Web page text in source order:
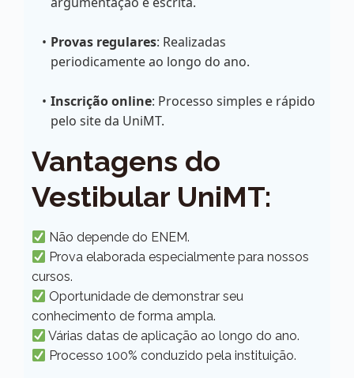
Provas regulares: Realizadas
periodicamente ao longo do ano.
Inscrição online: Processo simples e rápido
pelo site da UniMT.
Vantagens do
Vestibular UniMT:
Não depende do ENEM.
Prova elaborada especialmente para nossos
cursos.
Oportunidade de demonstrar seu
conhecimento de forma ampla.
Várias datas de aplicação ao longo do ano.
Processo 100% conduzido pela instituição.